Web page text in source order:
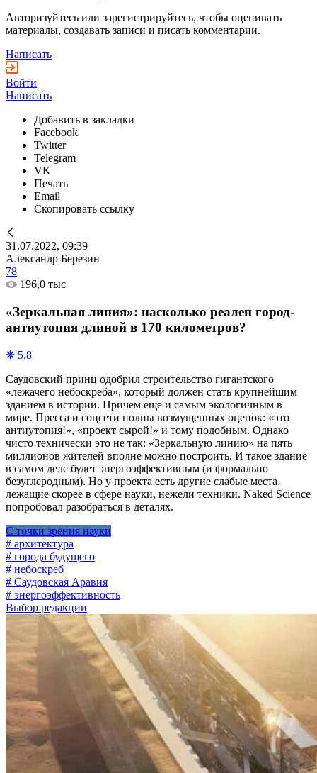
Авторизуйтесь или зарегистрируйтесь, чтобы оценивать
материалы, создавать записи и писать комментарии.
Написать
Войти
Написать
Добавить в закладки
Facebook
Twitter
Telegram
VK
Печать
Email
Скопировать ссылку
31.07.2022, 09:39
Александр Березин
78
196,0 тыс
«Зеркальная линия»: насколько реален город-
антиутопия длиной в 170 километров?
❋ 5.8
Саудовский принц одобрил строительство гигантского
«лежачего небоскреба», который должен стать крупнейшим
зданием в истории. Причем еще и самым экологичным в
мире. Пресса и соцсети полны возмущенных оценок: «это
антиутопия!», «проект сырой!» и тому подобным. Однако
чисто технически это не так: «Зеркальную линию» на пять
миллионов жителей вполне можно построить. И такое здание
в самом деле будет энергоэффективным (и формально
безуглеродным). Но у проекта есть другие слабые места,
лежащие скорее в сфере науки, нежели техники. Naked Science
попробовал разобраться в деталях.
С точки зрения науки
# архитектура
# города будущего
# небоскреб
# Саудовская Аравия
# энергоэффективность
Выбор редакции